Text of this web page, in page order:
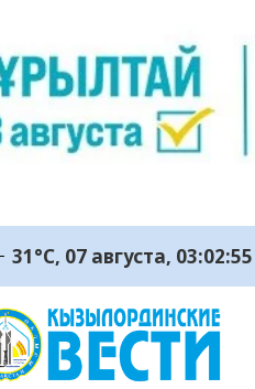
31°C, 07 августа, 03:02:55